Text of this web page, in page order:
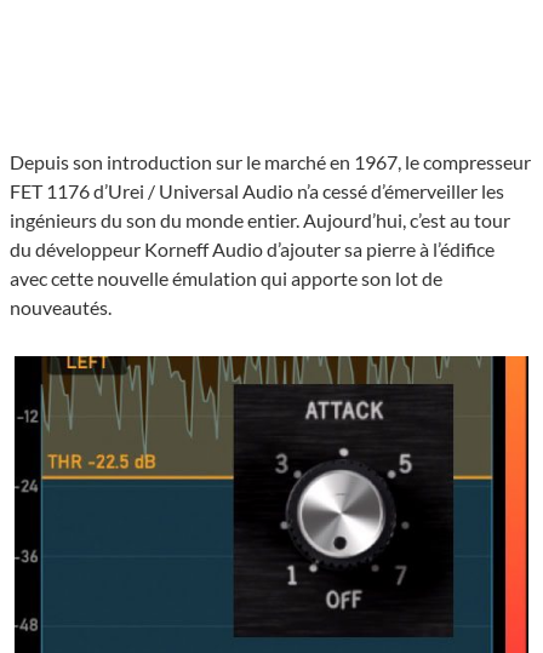
Depuis son introduction sur le marché en 1967, le compresseur
FET 1176 d’Urei / Universal Audio n’a cessé d’émerveiller les
ingénieurs du son du monde entier. Aujourd’hui, c’est au tour
du développeur Korneff Audio d’ajouter sa pierre à l’édifice
avec cette nouvelle émulation qui apporte son lot de
nouveautés.